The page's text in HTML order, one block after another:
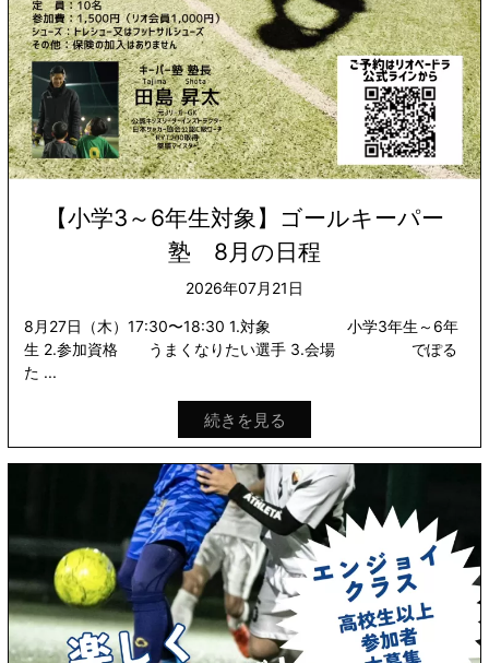
【小学3～6年生対象】ゴールキーパー
塾 8月の日程
2026年07月21日
8月27日（木）17:30〜18:30 1.対象 小学3年生～6年
生 2.参加資格 うまくなりたい選手 3.会場 でぽる
た ...
続きを見る